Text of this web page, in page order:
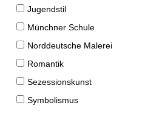
Jugendstil
Münchner Schule
Norddeutsche Malerei
Romantik
Sezessionskunst
Symbolismus